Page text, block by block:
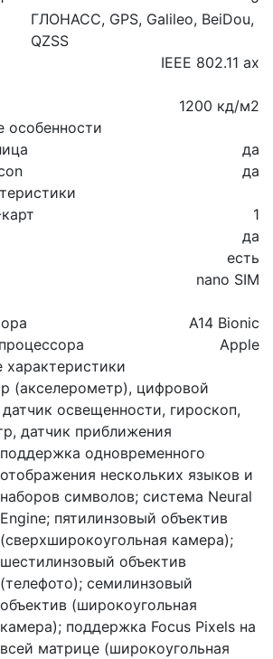
ГЛОНАСС, GPS, Galileo, BeiDou,
QZSS
IEEE 802.11 ax
1200 кд/м2
особенности
да
да
1
да
есть
nano SIM
A14 Bionic
Apple
(акселерометр), цифровой
освещенности, гироскоп,
датчик приближения
поддержка одновременного
отображения нескольких языков и
наборов символов; система Neural
Engine; пятилинзовый объектив
(сверхширокоугольная камера);
шестилинзовый объектив
(телефото); семилинзовый
объектив (широкоугольная
камера); поддержка Focus Pixels на
всей матрице (широкоугольная